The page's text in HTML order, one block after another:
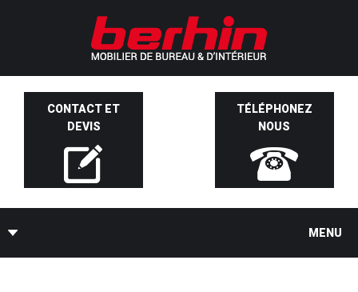
CONTACT ET
DEVIS
TÉLÉPHONEZ
NOUS
MENU